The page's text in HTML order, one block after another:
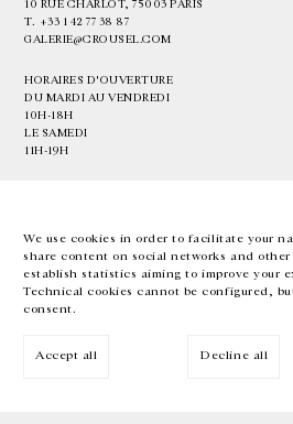
We use cookies in order to facilitate your
share content on social networks and
establish statistics aiming to improve your
Technical cookies cannot be configured,
consent.
Accept all Decline all
10 RUE CHARLOT, 75003 PARIS
T. +33 1 42 77 38 87
GALERIE@CROUSEL.COM
HORAIRES D'OUVERTURE
DU MARDI AU VENDREDI
10H-18H
LE SAMEDI
11H-19H
EN FR 中文 Facebook Instagram
Inscrivez-vous à notre newsletter